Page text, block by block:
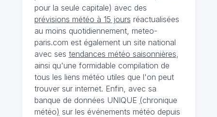
pour la seule capitale) avec des
prévisions météo à 15 jours réactualisées
au moins quotidiennement, meteo-
paris.com est également un site national
avec ses tendances météo saisonnières,
ainsi qu'une formidable compilation de
tous les liens météo utiles que l'on peut
trouver sur internet. Enfin, avec sa
banque de données UNIQUE (chronique
météo) sur les événements météo depuis